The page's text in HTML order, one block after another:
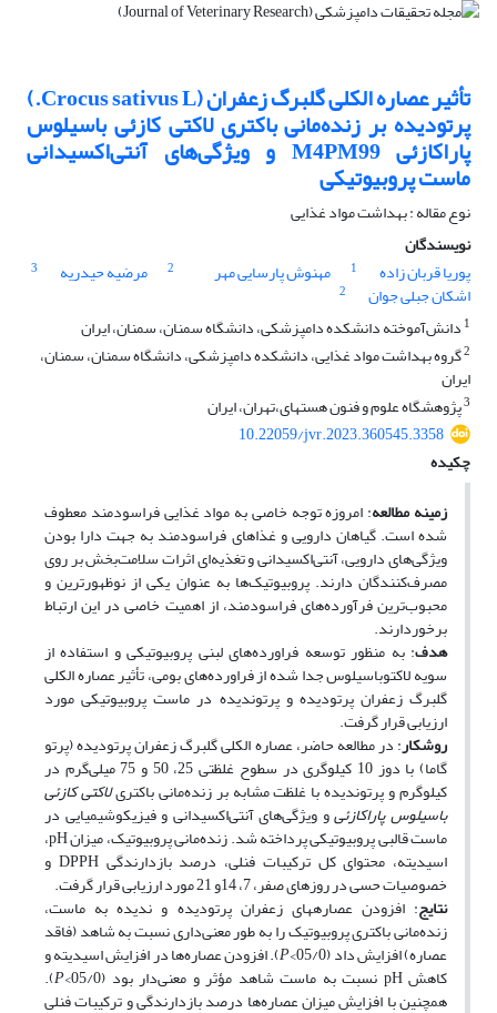
تأثیر عصاره الکلی گلبرگ زعفران (Crocus sativus L.)
پرتو‌دیده بر زنده‌مانی باکتری لاکتی کازئی باسیلوس
پاراکازئی M4PM99 و ویژگی‌های آنتی‌اکسیدانی
ماست پروبیوتیکی
نوع مقاله : بهداشت مواد غذایی
نویسندگان
پوریا قربان زاده
1 مهنوش پارسایی مهر 2 مرضیه حیدریه 3
اشکان جبلی جوان
2
1 دانش‌آموخته دانشکده دامپزشکی، دانشگاه سمنان، سمنان، ایران
2گروه بهداشت مواد غذایی، دانشکده دامپزشکی، دانشگاه سمنان، سمنان،
ایران
3پژوهشگاه علوم و فنون هسته‎ای،تهران، ایران
10.22059/jvr.2023.360545.3358
چکیده
زمینه مطالعه: امروزه توجه خاصی به مواد غذایی فراسودمند معطوف
شده است. گیاهان دارویی و غذاهای فراسودمند به جهت دارا بودن
ویژگی‌های دارویی، آنتی‌اکسیدانی و تغذیه‌ای اثرات سلامت‌بخش بر روی
مصرف‌کنندگان دارند. پروبیوتیک‌ها به عنوان یکی از نوظهورترین و
محبوب‌ترین فرآورده‌های فراسودمند، از اهمیت خاصی در این ارتباط
برخوردارند.
هدف: به منظور توسعه فراورده‌های لبنی پروبیوتیکی و استفاده از
سویه لاکتوباسیلوسجدا شده از فراورده‌‌های بومی، تأثیر عصاره الکلی
گلبرگ زعفران پرتودیده و پرتوندیده در ماست پروبیوتیکی مورد
ارزیابی قرار گرفت.
روشکار: در مطالعه حاضر، عصاره الکلی گلبرگ زعفران پرتودیده (پرتو
گاما) با دوز 10 کیلوگری در سطوح غلظتی 25، 50 و 75 میلی‌گرم در
کیلوگرم و پرتوندیده با غلظت مشابه بر زنده‌مانی باکتریلاکتی کازئی
باسیلوس پاراکازئیو ویژگی‌های آنتی‌اکسیدانی و فیزیکوشیمیایی در
ماست قالبی پروبیوتیکی پرداخته شد. زنده‌مانی پروبیوتیک، میزان pH،
اسیدیته، محتوای کل ترکیبات فنلی، درصد بازدارندگی DPPH و
خصوصیات حسی در روزهای صفر، 7، 14و 21 مورد ارزیابی قرار گرفت.
نتایج: افزودن عصاره­های زعفران پرتودیده و ندیده به ماست،
زنده‌مانی باکتری پروبیوتیک را به طور معنی‌داری نسبت به شاهد (فاقد
عصاره) افزایش داد (05/0> P). افزودن عصاره‌ها در افزایش اسیدیته و
کاهش pH نسبت به ماست شاهد مؤثر و معنی‌دار بود (05/0> P
).
همچنین با افزایش میزان عصاره‌ها درصد بازدارندگی و ترکیبات فنلی